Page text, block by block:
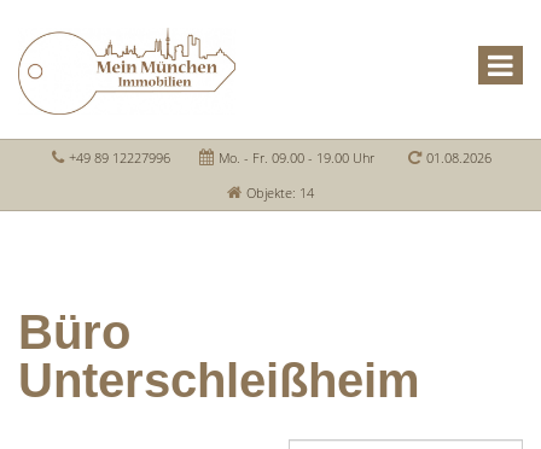
+49 89 12227996 Mo. - Fr. 09.00 - 19.00 Uhr
01.08.2026
Objekte: 14
Büro
Unterschleißheim